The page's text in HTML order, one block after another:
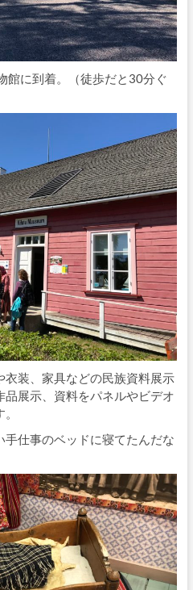
館に到着。（徒歩だと30分ぐ
衣装、家具などの民族資料展示
展示、資料をパネルやビデオ
仕事のベッドに寝てたんだな